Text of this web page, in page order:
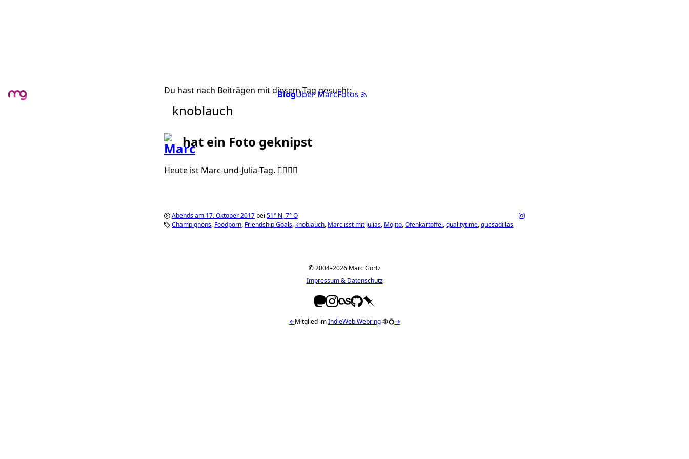
BlogÜber MarcFotos
Du hast nach Beiträgen mit diesem Tag gesucht:
knoblauch
hat ein Foto geknipst
Heute ist Marc-und-Julia-Tag. ✌🏼🌮🥔
Abends am 17. Oktober 2017 bei 51° N,7°O
Champignons Foodporn Friendship Goals knoblauch Marc isst mit Julias Mojito Ofenkartoffel qualitytime quesadillas
© 2004–2026 Marc Görtz
Impressum & Datenschutz
←Mitglied imIndieWeb Webring🕸💍→